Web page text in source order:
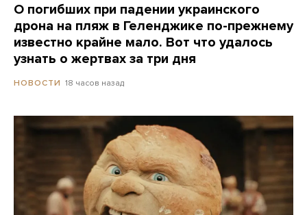
О погибших при падении украинского
дрона на пляж в Геленджике по-прежнему
известно крайне мало. Вот что удалось
узнать о жертвах за три дня
НОВОСТИ 18 часов назад